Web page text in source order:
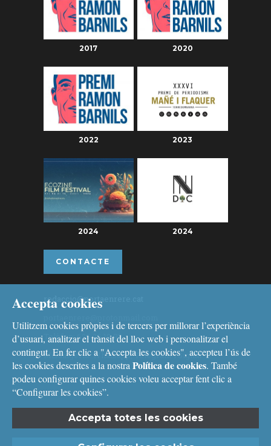
2017 2020
2022 2023
2024 2024
CONTACTE
redaccio@portaenrere.cat
Telèfon: 626 26 19 93
Missatgeria: Whatsapp, Telegram i Signal
Avís legaliPolítica de cookies
Accepta cookies
Utilitzem cookies pròpies i de tercers per millorar l’experiència
d’usuari, analitzar el trànsit del lloc web i personalitzar el
contingut. En fer clic a "Accepta les cookies", accepteu l’ús de
les cookies descrites a la nostra Política de cookies. També
podeu configurar quines cookies voleu acceptar fent clic a
“Configurar les cookies”.
Accepta totes les cookies